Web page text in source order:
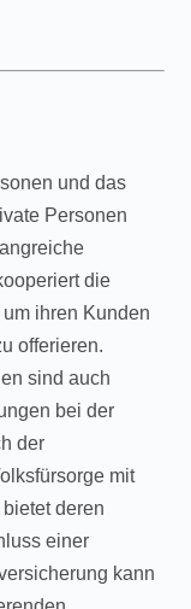
und das
Personen
die
ihren Kunden
offerieren.
sind auch
bei der
der
mit
deren
einer
kann